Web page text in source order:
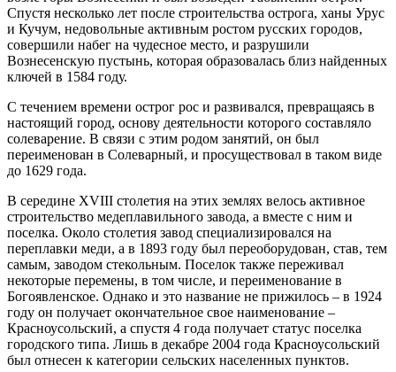
Спустя несколько лет после строительства острога, ханы Урус
и Кучум, недовольные активным ростом русских городов,
совершили набег на чудесное место, и разрушили
Вознесенскую пустынь, которая образовалась близ найденных
ключей в 1584 году.
С течением времени острог рос и развивался, превращаясь в
настоящий город, основу деятельности которого составляло
солеварение. В связи с этим родом занятий, он был
переименован в Солеварный, и просуществовал в таком виде
до 1629 года.
В середине XVIII столетия на этих землях велось активное
строительство медеплавильного завода, а вместе с ним и
поселка. Около столетия завод специализировался на
переплавки меди, а в 1893 году был переоборудован, став, тем
самым, заводом стекольным. Поселок также переживал
некоторые перемены, в том числе, и переименование в
Богоявленское. Однако и это название не прижилось – в 1924
году он получает окончательное свое наименование –
Красноусольский, а спустя 4 года получает статус поселка
городского типа. Лишь в декабре 2004 года Красноусольский
был отнесен к категории сельских населенных пунктов.